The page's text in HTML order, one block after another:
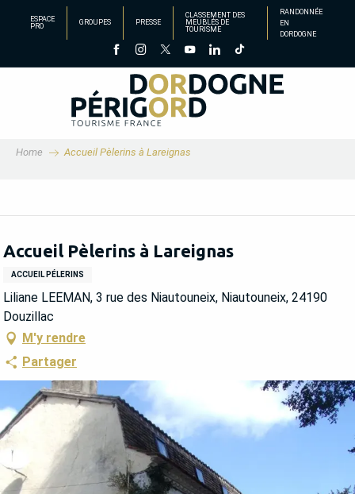
principal
ESPACE
PRO
GROUPES PRESSE
CLASSEMENT DES
MEUBLÉS DE
TOURISME
RANDONNÉE
EN
DORDOGNE
Home Accueil Pèlerins à Lareignas
Accueil Pèlerins à Lareignas
ACCUEIL PÉLERINS
Liliane LEEMAN, 3 rue des Niautouneix, Niautouneix, 24190
Douzillac
M'y rendre
Partager